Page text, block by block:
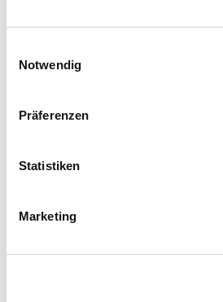
Notwendig
Präferenzen
Statistiken
Marketing